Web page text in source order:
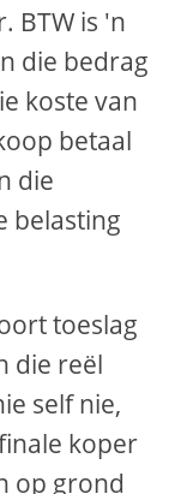
BTW is 'n
die bedrag
koste van
betaal
die
belasting
toeslag
die reël
self nie,
koper
op grond